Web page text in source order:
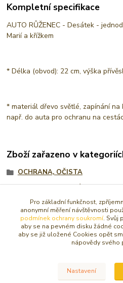
Kompletní specifikace
AUTO RŮŽENEC - Desátek -
Marií a křížkem
* Délka (obvod): 22 cm, výška
* materiál dřevo světlé, zapínání na
např. do auta pro ochranu na
Zboží zařazeno v
OCHRANA, OČISTA
AMULETY, TALISMANY
RŮŽENCE A DESÁTKY
Svícny, drahé kameny a jiné
Pro řidiče ochrana na cestách
Pro základní funkčnost,
anonymní měření návštěvnosti
podmínek ochrany soukromí. Svůj
aby se na pevném disku žádné
aby se již uložené Cookies opět
nápovědy svého
Nastavení